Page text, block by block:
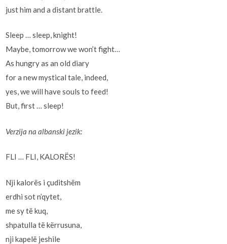
just him and a distant brattle.
Sleep … sleep, knight!
Maybe, tomorrow we won’t fight…
As hungry as an old diary
for a new mystical tale, indeed,
yes, we will have souls to feed!
But, first … sleep!
Verzija na albanski jezik:
FLI … FLI, KALORËS!
Nji kalorës i çuditshëm
erdhi sot n’qytet,
me sy të kuq,
shpatulla të kërrusuna,
nji kapelë jeshile